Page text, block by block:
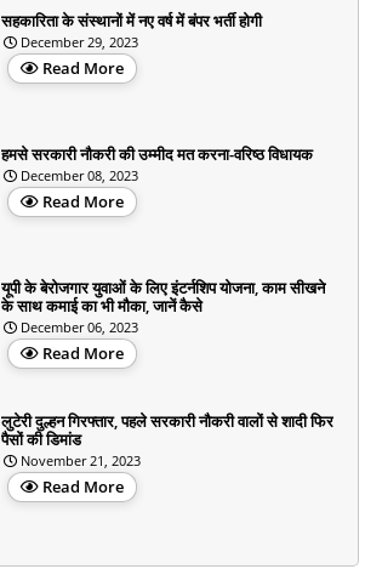
सहकारिता के संस्थानों में नए वर्ष में बंपर भर्ती होगी
December 29, 2023
Read More
हमसे सरकारी नौकरी की उम्मीद मत करना-वरिष्ठ विधायक
December 08, 2023
Read More
यूपी के बेरोजगार युवाओं के लिए इंटर्नशिप योजना, काम सीखने
के साथ कमाई का भी मौका, जानें कैसे
December 06, 2023
Read More
लुटेरी दुल्हन गिरफ्तार, पहले सरकारी नौकरी वालों से शादी फिर
पैसों की डिमांड
November 21, 2023
Read More